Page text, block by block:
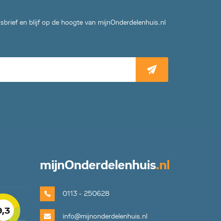
en blijf op de hoogte van mijnOnderdelenhuis.nl
mijnOnderdelenhuis.nl
0113 - 250628
info@mijnonderdelenhuis.nl